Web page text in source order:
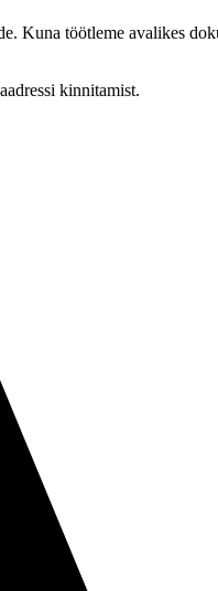
töötleme avalikes
kinnitamist.